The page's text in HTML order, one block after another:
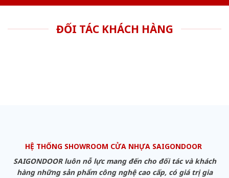
ĐỐI TÁC KHÁCH HÀNG
HỆ THỐNG SHOWROOM CỬA NHỰA SAIGONDOOR
SAIGONDOOR luôn nỗ lực mang đến cho đối tác và khách
hàng những sản phẩm công nghệ cao cấp, có giá trị gia